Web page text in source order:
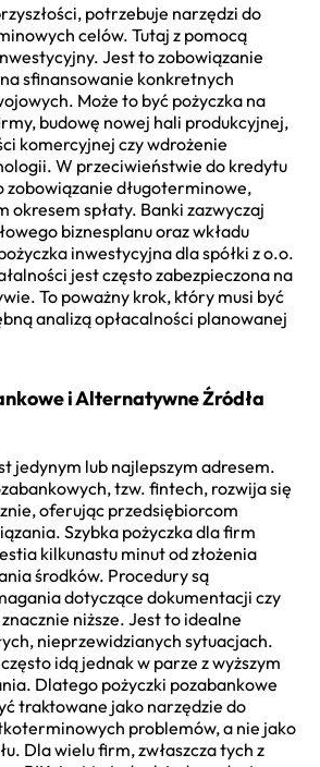
potrzebuje narzędzi do
celów. Tutaj z pomocą
Jest to zobowiązanie
sfinansowanie konkretnych
Może to być pożyczka na
budowę nowej hali produkcyjnej,
komercyjnej czy wdrożenie
W przeciwieństwie do kredytu
długoterminowe,
okresem spłaty. Banki zazwyczaj
biznesplanu oraz wkładu
inwestycyjna dla spółki z o.o.
jest często zabezpieczona na
To poważny krok, który musi być
analizą opłacalności planowanej
i Alternatywne Źródła
jedynym lub najlepszym adresem.
tzw. fintech, rozwija się
oferując przedsiębiorcom
Szybka pożyczka dla firm
kilkunastu minut od złożenia
środków. Procedury są
dotyczące dokumentacji czy
niższe. Jest to idealne
nieprzewidzianych sytuacjach.
idą jednak w parze z wyższym
Dlatego pożyczki pozabankowe
traktowane jako narzędzie do
problemów, a nie jako
Dla wielu firm, zwłaszcza tych z